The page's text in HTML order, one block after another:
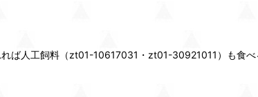
人工飼料（zt01-10617031・zt01-30921011）も食べ